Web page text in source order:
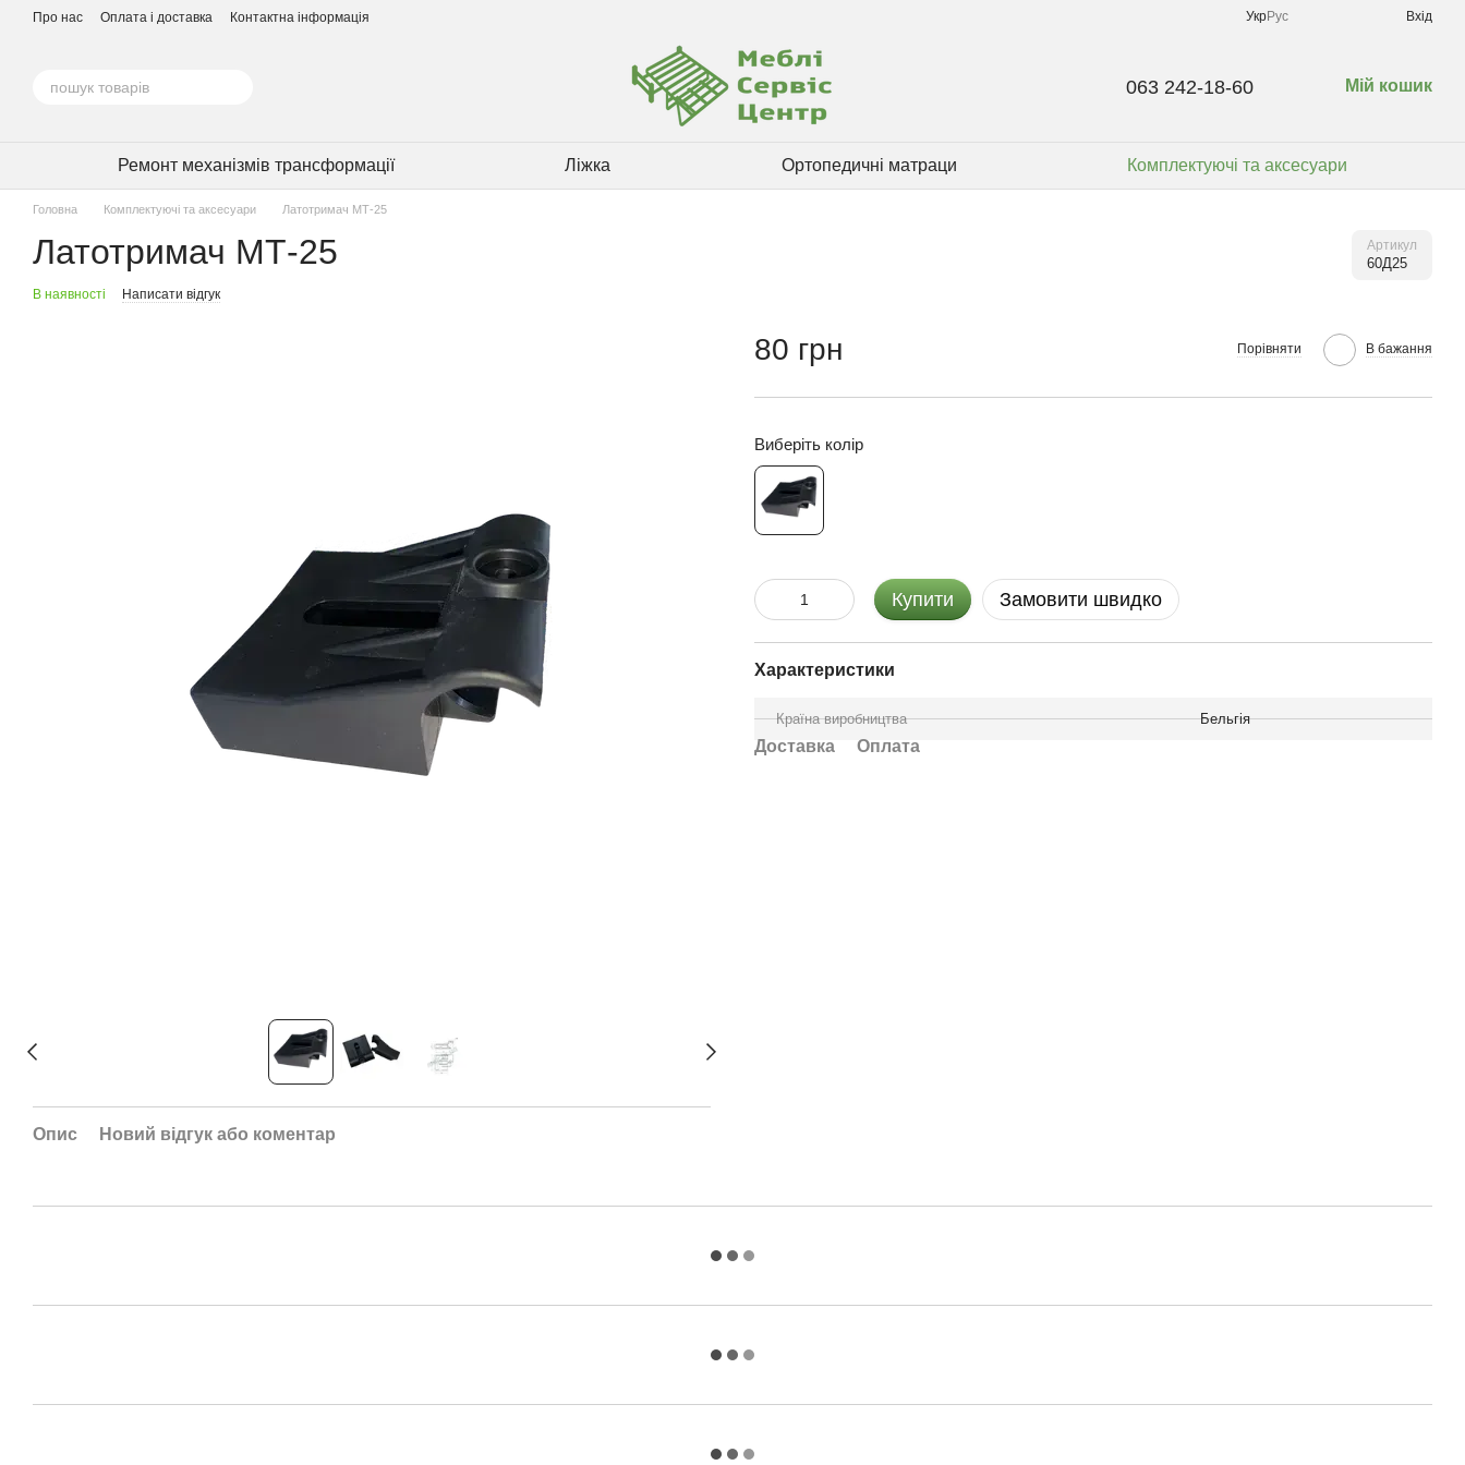
Перейти до основного контенту
Про нас Оплата і доставка Контактна інформація УкрРус Вхід
063 242-18-60 Мій кошик
Ремонт механізмів трансформації Ліжка Ортопедичні матраци Комплектуючі та аксесуари
Головна Комплектуючі та аксесуари Латотримач МТ-25
Латотримач МТ-25 Артикул
60Д25
В наявності Написати відгук
Опис Новий відгук або коментар
80 грн Порівняти В бажання
Виберіть колір
Купити Замовити швидко
Характеристики
Країна виробництва Бельгія
Доставка Оплата